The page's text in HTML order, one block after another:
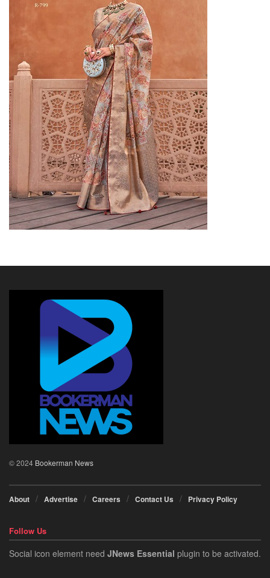
© 2024 Bookerman News
About Advertise Careers Contact Us Privacy Policy
Follow Us
Social icon element need JNews Essential plugin to be activated.